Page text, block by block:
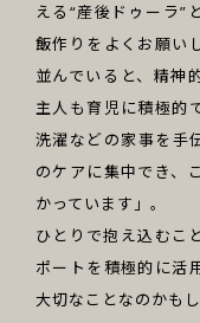
える“産後ドゥーラ”
飯作りをよくお願い
並んでいると、精神
主人も育児に積極的
洗濯などの家事を手
のケアに集中でき、
かっています」。
ひとりで抱え込むこ
ポートを積極的に活
大切なことなのかもし